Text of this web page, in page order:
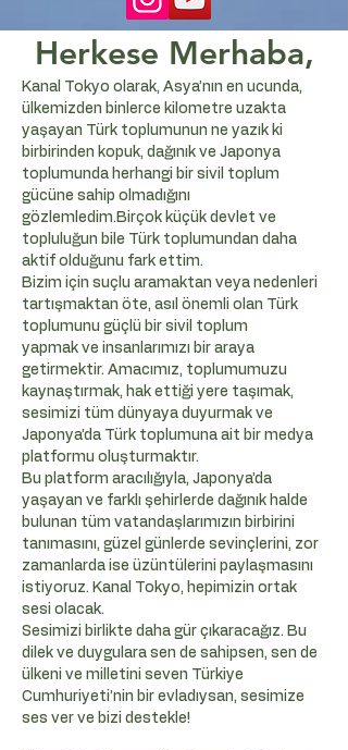
Herkese Merhaba,
Kanal Tokyo olarak, Asya’nın en ucunda,
ülkemizden binlerce kilometre uzakta
yaşayan Türk toplumunun ne yazık ki
birbirinden kopuk, dağınık ve Japonya
toplumunda herhangi bir sivil toplum
gücüne sahip olmadığını
gözlemledim.Birçok küçük devlet ve
topluluğun bile Türk toplumundan daha
aktif olduğunu fark ettim.
Bizim için suçlu aramaktan veya nedenleri
tartışmaktan öte, asıl önemli olan Türk
toplumunu güçlü bir sivil toplum
yapmak ve insanlarımızı bir araya
getirmektir. Amacımız, toplumumuzu
kaynaştırmak, hak ettiği yere taşımak,
sesimizi tüm dünyaya duyurmak ve
Japonya’da Türk toplumuna ait bir medya
platformu oluşturmaktır.
Bu platform aracılığıyla, Japonya’da
yaşayan ve farklı şehirlerde dağınık halde
bulunan tüm vatandaşlarımızın birbirini
tanımasını, güzel günlerde sevinçlerini, zor
zamanlarda ise üzüntülerini paylaşmasını
istiyoruz. Kanal Tokyo, hepimizin ortak
sesi olacak.
Sesimizi birlikte daha gür çıkaracağız. Bu
dilek ve duygulara sen de sahipsen, sen de
ülkeni ve milletini seven Türkiye
Cumhuriyeti’nin bir evladıysan, sesimize
ses ver ve bizi destekle!